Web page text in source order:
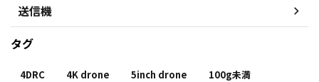
送信機
タグ
4DRC 4K drone 5inch drone 100g未満